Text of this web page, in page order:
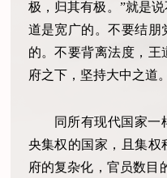
极，归其有极。”就是
道是宽广的。不要结朋
的。不要背离法度，王
府之下，坚持大中之道。
同所有现代国家一
央集权的国家，且集权
府的复杂化，官员数目